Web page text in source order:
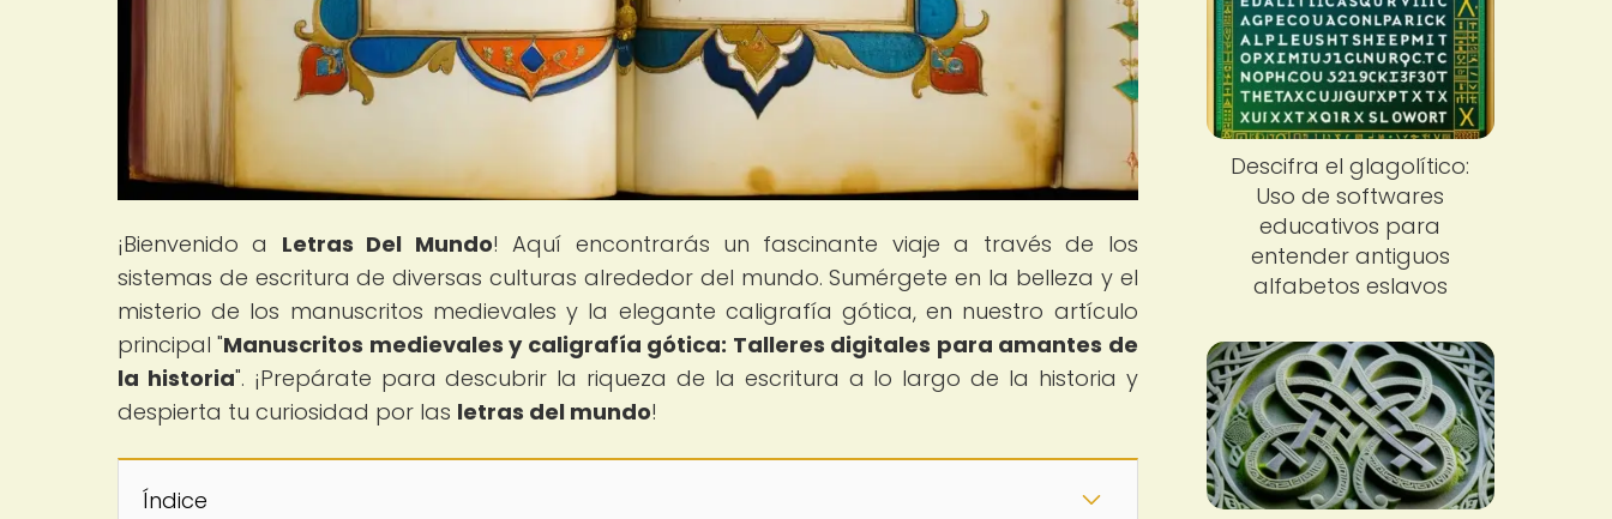
¡Bienvenido a Letras Del Mundo! Aquí encontrarás un fascinante viaje a través de los
sistemas de escritura de diversas culturas alrededor del mundo. Sumérgete en la belleza y el
misterio de los manuscritos medievales y la elegante caligrafía gótica, en nuestro artículo
principal "Manuscritos medievales y caligrafía gótica: Talleres digitales para amantes de
la historia". ¡Prepárate para descubrir la riqueza de la escritura a lo largo de la historia y
despierta tu curiosidad por las letras del mundo!
Índice
Descifra el glagolítico:
Uso de softwares
educativos para
entender antiguos
alfabetos eslavos